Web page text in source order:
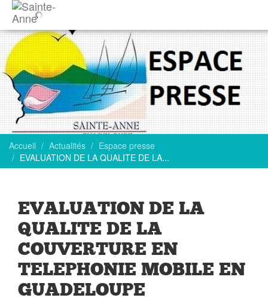
Accueil Actualités
Espace presse
EVALUATION DE LA QUALITE DE LA...
EVALUATION DE LA
QUALITE DE LA
COUVERTURE EN
TELEPHONIE MOBILE EN
GUADELOUPE